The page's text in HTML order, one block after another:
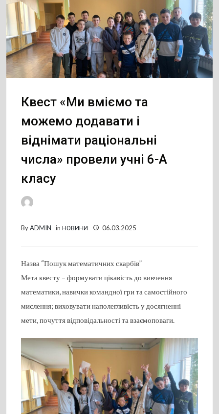
Квест «Ми вміємо та
можемо додавати і
віднімати раціональні
числа» провели учні 6-А
класу
ByADMIN inНОВИНИ 06.03.2025
Назва “Пошук математичних скарбів”
Мета квесту – формувати цікавість до вивчення
математики, навички командної гри та самостійного
мислення; виховувати наполегливість у досягненні
мети, почуття відповідальності та взаємоповаги.